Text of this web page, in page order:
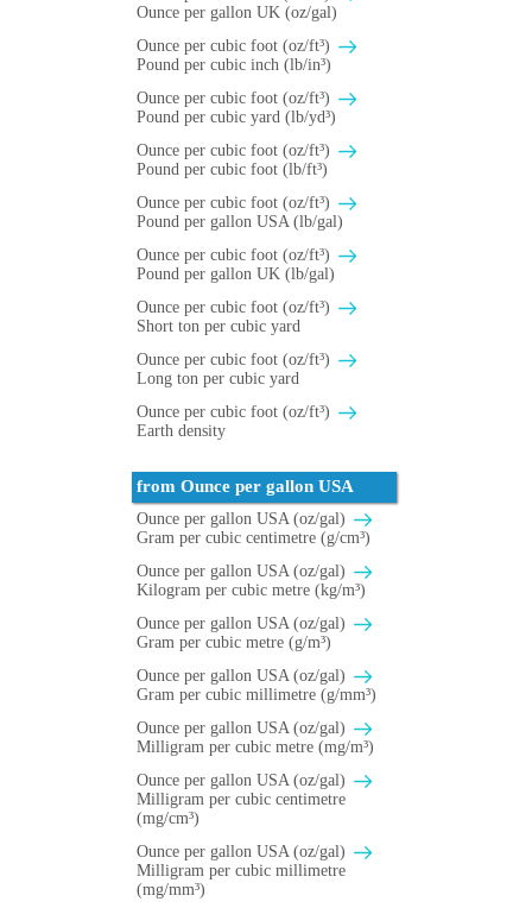
Ounce per gallon UK (oz/gal)
Ounce per cubic foot (oz/ft³)
Pound per cubic inch (lb/in³)
Ounce per cubic foot (oz/ft³)
Pound per cubic yard (lb/yd³)
Ounce per cubic foot (oz/ft³)
Pound per cubic foot (lb/ft³)
Ounce per cubic foot (oz/ft³)
Pound per gallon USA (lb/gal)
Ounce per cubic foot (oz/ft³)
Pound per gallon UK (lb/gal)
Ounce per cubic foot (oz/ft³)
Short ton per cubic yard
Ounce per cubic foot (oz/ft³)
Long ton per cubic yard
Ounce per cubic foot (oz/ft³)
Earth density
from Ounce per gallon USA
Ounce per gallon USA (oz/gal)
Gram per cubic centimetre (g/cm³)
Ounce per gallon USA (oz/gal)
Kilogram per cubic metre (kg/m³)
Ounce per gallon USA (oz/gal)
Gram per cubic metre (g/m³)
Ounce per gallon USA (oz/gal)
Gram per cubic millimetre (g/mm³)
Ounce per gallon USA (oz/gal)
Milligram per cubic metre (mg/m³)
Ounce per gallon USA (oz/gal)
Milligram per cubic centimetre
(mg/cm³)
Ounce per gallon USA (oz/gal)
Milligram per cubic millimetre
(mg/mm³)